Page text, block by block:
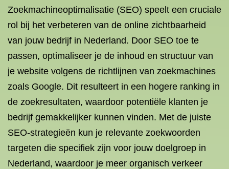
Zoekmachineoptimalisatie (SEO) speelt een cruciale
rol bij het verbeteren van de online zichtbaarheid
van jouw bedrijf in Nederland. Door SEO toe te
passen, optimaliseer je de inhoud en structuur van
je website volgens de richtlijnen van zoekmachines
zoals Google. Dit resulteert in een hogere ranking in
de zoekresultaten, waardoor potentiële klanten je
bedrijf gemakkelijker kunnen vinden. Met de juiste
SEO-strategieën kun je relevante zoekwoorden
targeten die specifiek zijn voor jouw doelgroep in
Nederland, waardoor je meer organisch verkeer